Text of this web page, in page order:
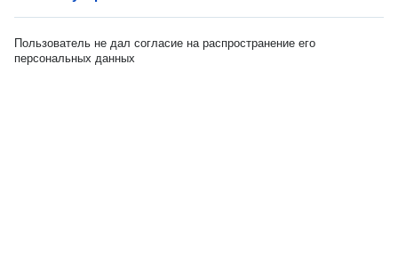
Пользователь не дал согласие на распространение его
персональных данных